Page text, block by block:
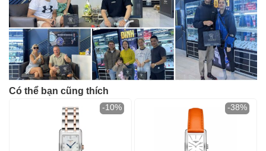
Có thể bạn cũng thích
-10% -38%